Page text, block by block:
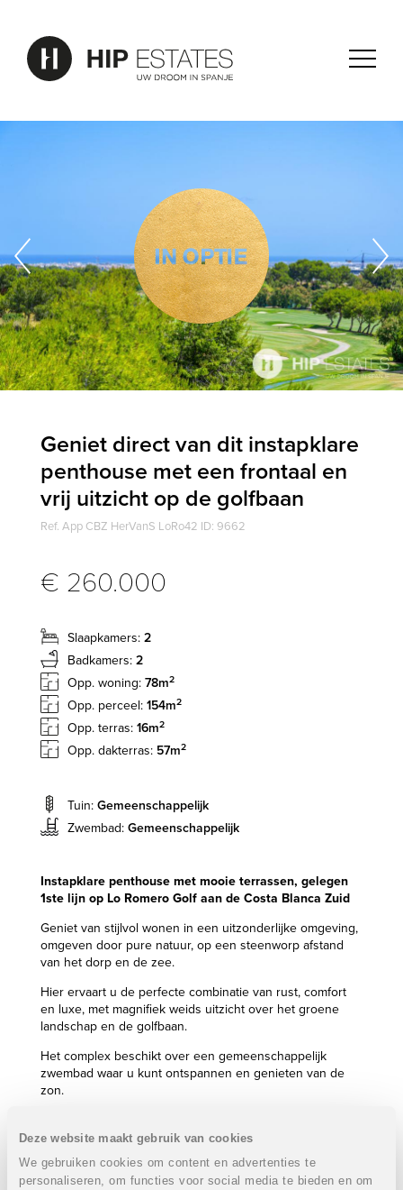
Deze website maakt gebruik van cookies
We gebruiken cookies om content en advertenties te
personaliseren, om functies voor social media te bieden en om
Geniet direct van dit instapklare
penthouse met een frontaal en
vrij uitzicht op de golfbaan
Ref. App CBZ HerVanS LoRo42 ID: 9662
€ 260.000
Slaapkamers: 2
Badkamers: 2
Opp. woning: 78m2
Opp. perceel: 154m2
Opp. terras: 16m2
Opp. dakterras: 57m2
Tuin: Gemeenschappelijk
Zwembad: Gemeenschappelijk
Instapklare penthouse met mooie terrassen, gelegen
1ste lijn op Lo Romero Golf aan de Costa Blanca Zuid
Geniet van stijlvol wonen in een uitzonderlijke omgeving,
omgeven door pure natuur, op een steenworp afstand
van het dorp en de zee.
Hier ervaart u de perfecte combinatie van rust, comfort
en luxe, met magnifiek weids uitzicht over het groene
landschap en de golfbaan.
Het complex beschikt over een gemeenschappelijk
zwembad waar u kunt ontspannen en genieten van de
zon.
uitdagende fairways, is een plek waar elke swing een
verhaal vertelt en elke putt een onvergetelijke
herinnering wordt.